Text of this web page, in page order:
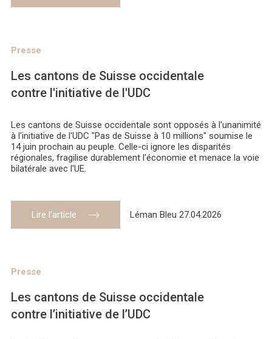
Presse
Les cantons de Suisse occidentale
contre l'initiative de l'UDC
Les cantons de Suisse occidentale sont opposés à l'unanimité
à l'initiative de l'UDC "Pas de Suisse à 10 millions" soumise le
14 juin prochain au peuple. Celle-ci ignore les disparités
régionales, fragilise durablement l'économie et menace la voie
bilatérale avec l'UE.
Lire l’article Léman Bleu 27.04.2026
Presse
Les cantons de Suisse occidentale
contre l’initiative de l’UDC